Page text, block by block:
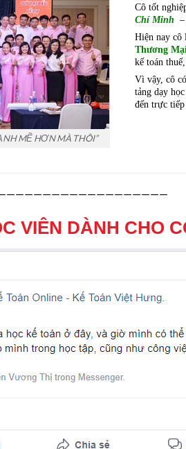
MẼ HƠN MÀ THÔI”
Cô tốt
Chí Minh
Hiện nay
Thương
kế toán
Vì vậy, cô
tảng dạy
đến trực
VIÊN DÀNH CHO